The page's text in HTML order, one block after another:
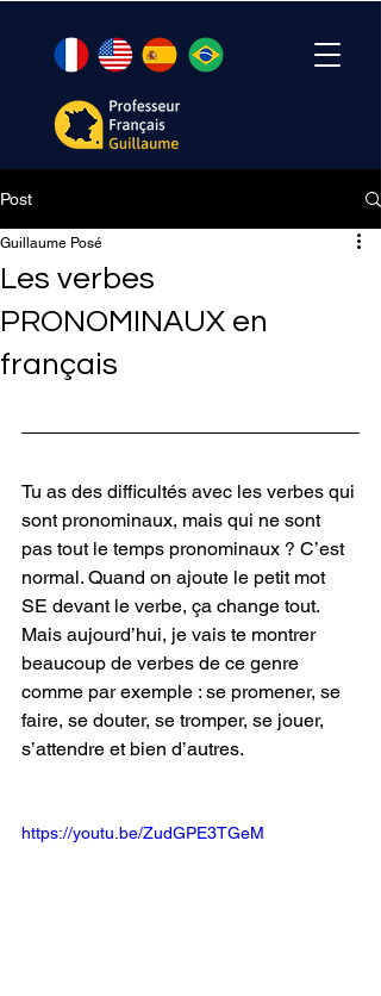
Post
Les verbes
PRONOMINAUX en
français
Guillaume Posé
Tu as des difficultés avec les verbes qui
sont pronominaux, mais qui ne sont
pas tout le temps pronominaux ? C’est
normal. Quand on ajoute le petit mot
SE devant le verbe, ça change tout.
Mais aujourd’hui, je vais te montrer
beaucoup de verbes de ce genre
comme par exemple : se promener, se
faire, se douter, se tromper, se jouer,
s’attendre et bien d’autres.
https://youtu.be/ZudGPE3TGeM